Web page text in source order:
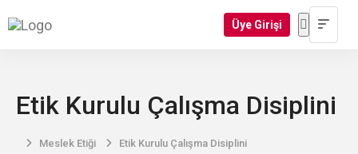
Üye Girişi
Etik Kurulu Çalışma Disiplini
Meslek Etiği Etik Kurulu Çalışma Disiplini